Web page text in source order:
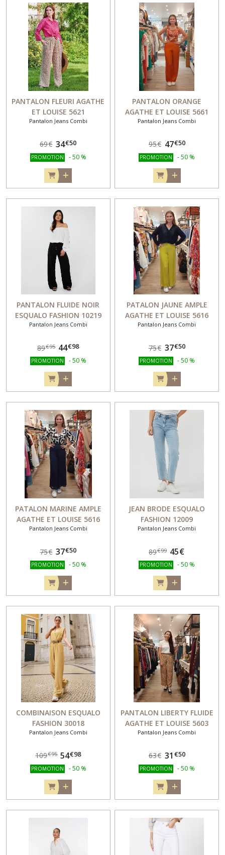
PANTALON FLEURI AGATHE
ET LOUISE 5621
Pantalon Jeans Combi
69€ 34€50
PROMOTION -50 %
PANTALON ORANGE
AGATHE ET LOUISE 5661
Pantalon Jeans Combi
95€ 47€50
PROMOTION -50 %
PANTALON FLUIDE NOIR
ESQUALO FASHION 10219
Pantalon Jeans Combi
89€95 44€98
PROMOTION -50 %
PATALON JAUNE AMPLE
AGATHE ET LOUISE 5616
Pantalon Jeans Combi
75€ 37€50
PROMOTION -50 %
PATALON MARINE AMPLE
AGATHE ET LOUISE 5616
Pantalon Jeans Combi
75€ 37€50
PROMOTION -50 %
JEAN BRODE ESQUALO
FASHION 12009
Pantalon Jeans Combi
89€99 45€
PROMOTION -50 %
COMBINAISON ESQUALO
FASHION 30018
Pantalon Jeans Combi
109€95 54€98
PROMOTION -50 %
PANTALON LIBERTY FLUIDE
AGATHE ET LOUISE 5603
Pantalon Jeans Combi
63€ 31 €50
PROMOTION -50 %